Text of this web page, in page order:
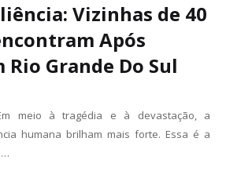
Vizinhas de 40
Após
Rio Grande Do Sul
meio à tragédia e à devastação, a
humana brilham mais forte. Essa é a